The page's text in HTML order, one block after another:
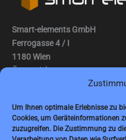
Um Ihnen optimale Erlebnisse zu
Cookies, um Geräteinformationen
zuzugreifen. Die Zustimmung zu
Smart-elements GmbH
Ferrogasse 4 / I
1180 Wien
Österreich
Fax: (0043) 1 2936882 -15
E-Mail:jbauer@smart-